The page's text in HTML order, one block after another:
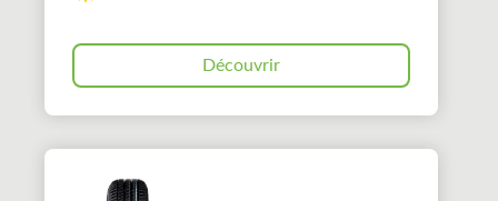
Découvrir